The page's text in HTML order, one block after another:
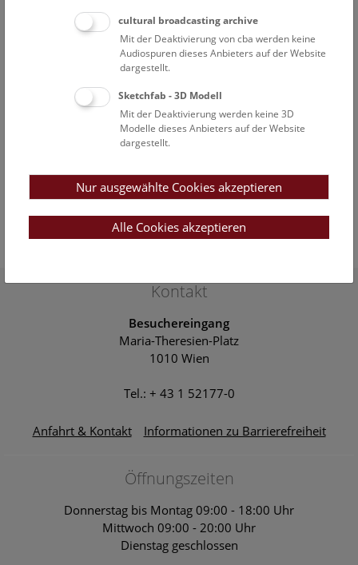
Veranstaltungsprogramm
08. Aug. 2026, 10:30 Uhr
Augmented Reality Show: Dinosaurier
Augmented Reality Show
08. Aug. 2026, 11:15 Uhr
Mini-Treff ab 3 Jahren: Donau-Auenland
08. Aug. 2026, 11:45 Uhr
Kontakt
Besuchereingang
Maria-Theresien-Platz
1010 Wien
Tel.: + 43 1 52177-0
Anfahrt & Kontakt Informationen zu Barrierefreiheit
Öffnungszeiten
Donnerstag bis Montag 09:00 - 18:00 Uhr
Mittwoch 09:00 - 20:00 Uhr
Dienstag geschlossen
cultural broadcasting archive
Mit der Deaktivierung von cba werden keine
Audiospuren dieses Anbieters auf der Website
dargestellt.
Sketchfab - 3D Modell
Mit der Deaktivierung werden keine 3D
Modelle dieses Anbieters auf der Website
dargestellt.
Nur ausgewählte Cookies akzeptieren
Alle Cookies akzeptieren